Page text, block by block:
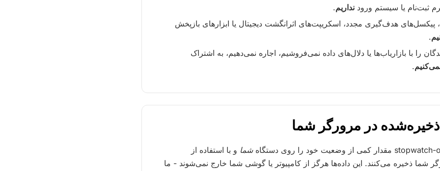
ثبت‌نام یا سیستم ورود نداریم.
پیکسل‌های هدف‌گیری مجدد، اسکریپت‌های اثرانگشت دیجیتال یا ابزارهای بازپخش
.
را با بازاریاب‌ها یا دلال‌های داده نمی‌فروشیم، اجاره نمی‌دهیم، به اشتراک
.
شما و با استفاده از
شما ذخیره می‌کنند. این داده‌ها هرگز از کامپیوتر یا گوشی شما خارج نمی‌شوند - ما